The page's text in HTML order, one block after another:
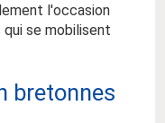
l'occasion
se mobilisent
bretonnes